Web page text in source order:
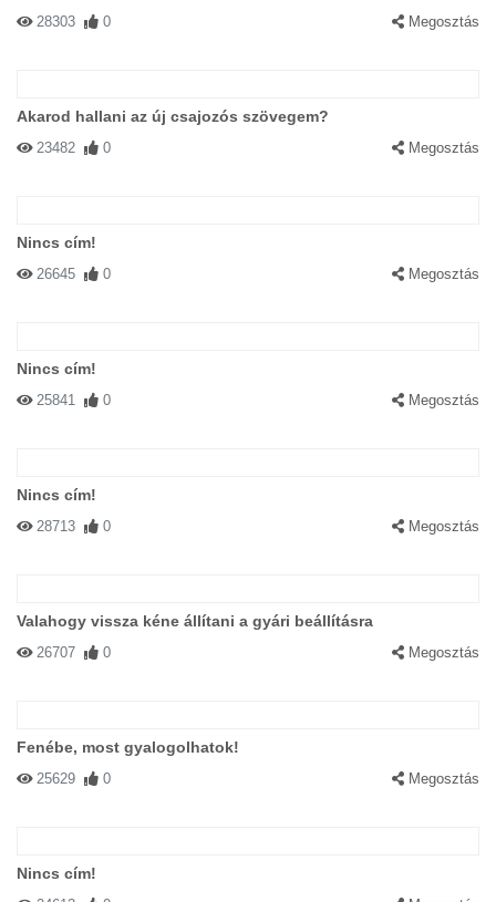
28303 0 Megosztás
Akarod hallani az új csajozós szövegem?
23482 0 Megosztás
Nincs cím!
26645 0 Megosztás
Nincs cím!
25841 0 Megosztás
Nincs cím!
28713 0 Megosztás
Valahogy vissza kéne állítani a gyári beállításra
26707 0 Megosztás
Fenébe, most gyalogolhatok!
25629 0 Megosztás
Nincs cím!